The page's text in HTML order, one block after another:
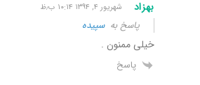
بهزاد شهریور ۴, ۱۳۹۴ ۱۰:۱۴ ب٫ظ
پاسخ بهسپیده
خیلی ممنون .
پاسخ